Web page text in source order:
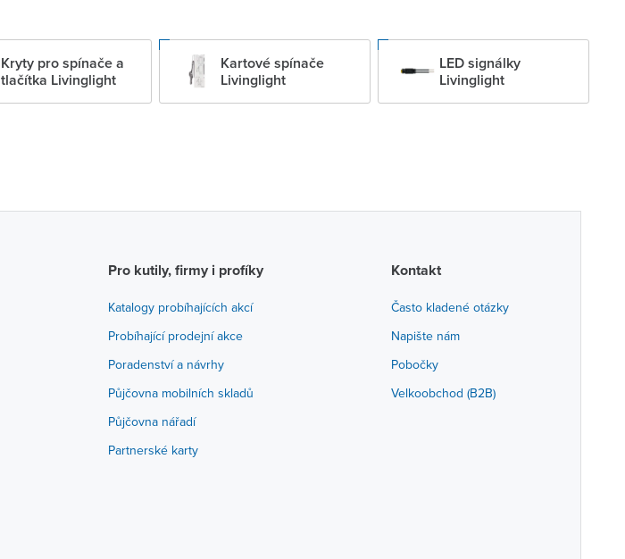
Kryty pro spínače a
tlačítka Livinglight
Kartové spínače
Livinglight
LED signálky
Livinglight
Pro kutily, firmy i profíky
Katalogy probíhajících akcí
Probíhající prodejní akce
Poradenství a návrhy
Půjčovna mobilních skladů
Půjčovna nářadí
Partnerské karty
Kontakt
Často kladené otázky
Napište nám
Pobočky
Velkoobchod (B2B)